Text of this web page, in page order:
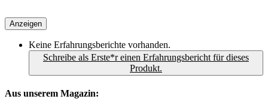
Anzeigen
Keine Erfahrungsberichte vorhanden.
Schreibe als Erste*r einen Erfahrungsbericht für dieses
Produkt.
Aus unserem Magazin: